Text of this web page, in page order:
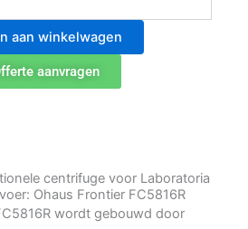
aan winkelwagen
aanvragen
centrifuge voor Laboratoria
Ohaus Frontier FC5816R
wordt gebouwd door